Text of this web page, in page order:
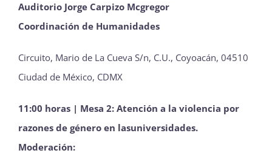
Auditorio Jorge Carpizo Mcgregor
Coordinación de Humanidades
Circuito, Mario de La Cueva S/n, C.U., Coyoacán, 04510
Ciudad de México, CDMX
11:00 horas | Mesa 2: Atención a la violencia por
razones de género en lasuniversidades.
Moderación: